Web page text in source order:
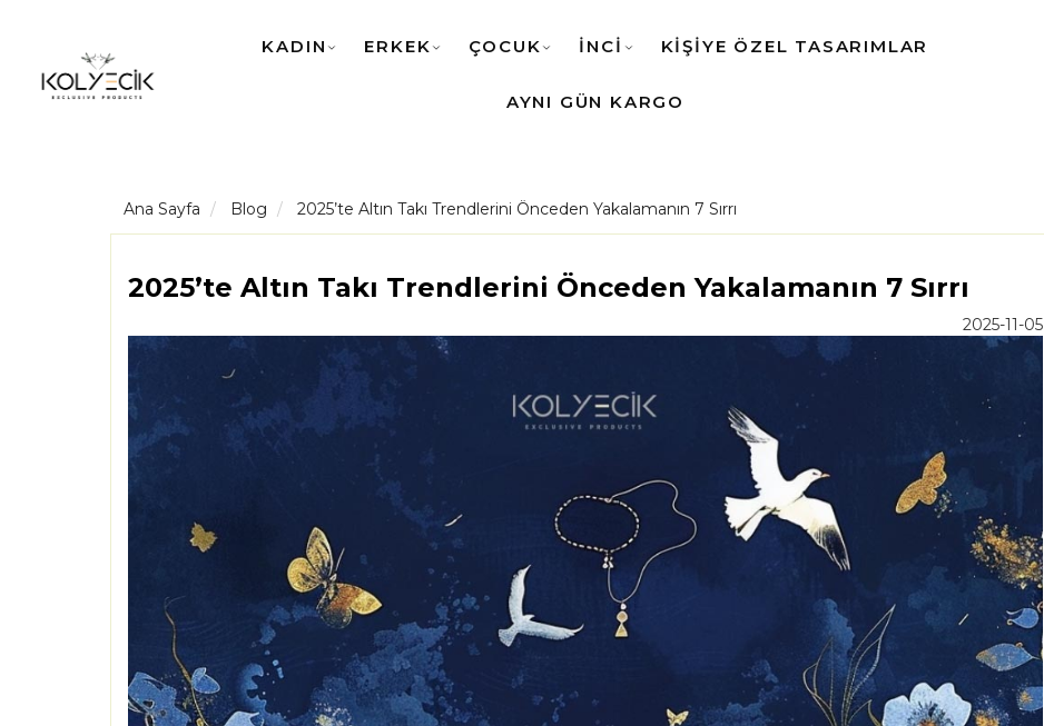
KADIN ERKEK ÇOCUK İNCİ KİŞİYE ÖZEL TASARIMLAR
AYNI GÜN KARGO
Ana Sayfa Blog 2025’te Altın Takı Trendlerini Önceden Yakalamanın 7 Sırrı
2025’te Altın Takı Trendlerini Önceden Yakalamanın 7 Sırrı
2025-11-05